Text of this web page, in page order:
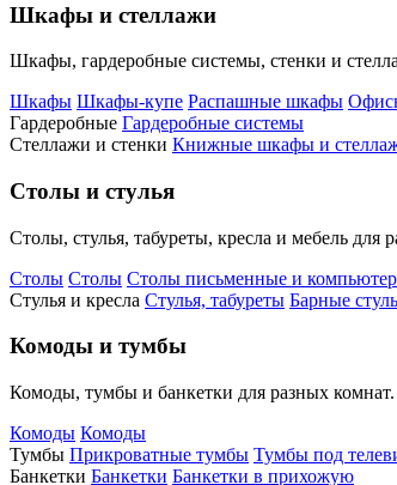
Шкафы и стеллажи
Шкафы, гардеробные системы, стенки и
Шкафы Шкафы-купе Распашные шкафы
Гардеробные Гардеробные системы
Стеллажи и стенки Книжные шкафы и
Столы и стулья
Столы, стулья, табуреты, кресла и мебель для
Столы Столы Столы письменные и
Стулья и кресла Стулья, табуреты Барные
Комоды и тумбы
Комоды, тумбы и банкетки для разных комнат.
Комоды Комоды
Тумбы Прикроватные тумбы Тумбы под
Банкетки Банкетки Банкетки в прихожую